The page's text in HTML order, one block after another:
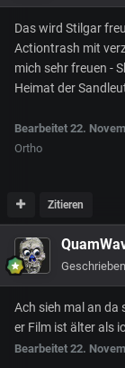
Das wird Stilgar
Actiontrash mit
mich sehr freuen -
Heimat der
Bearbeitet 22.
Ortho
Zitieren
Geschrieben
Ach sieh mal an da
er Film ist älter als
Bearbeitet 22.